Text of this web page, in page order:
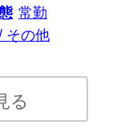
常勤
その他
る